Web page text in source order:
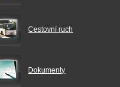
Cestovní ruch
Dokumenty